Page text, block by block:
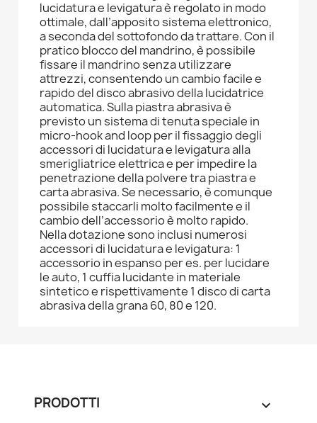
lucidatura e levigatura è regolato in modo
ottimale, dall’apposito sistema elettronico,
a seconda del sottofondo da trattare. Con il
pratico blocco del mandrino, è possibile
fissare il mandrino senza utilizzare
attrezzi, consentendo un cambio facile e
rapido del disco abrasivo della lucidatrice
automatica. Sulla piastra abrasiva è
previsto un sistema di tenuta speciale in
micro-hook and loop per il fissaggio degli
accessori di lucidatura e levigatura alla
smerigliatrice elettrica e per impedire la
penetrazione della polvere tra piastra e
carta abrasiva. Se necessario, è comunque
possibile staccarli molto facilmente e il
cambio dell’accessorio è molto rapido.
Nella dotazione sono inclusi numerosi
accessori di lucidatura e levigatura: 1
accessorio in espanso per es. per lucidare
le auto, 1 cuffia lucidante in materiale
sintetico e rispettivamente 1 disco di carta
abrasiva della grana 60, 80 e 120.
PRODOTTI 